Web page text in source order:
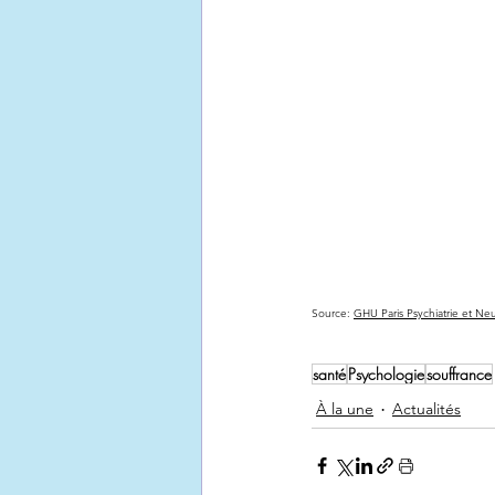
Source: GHU Paris Psychiatrie et
santéPsychologiesouffrance
À la une Actualités